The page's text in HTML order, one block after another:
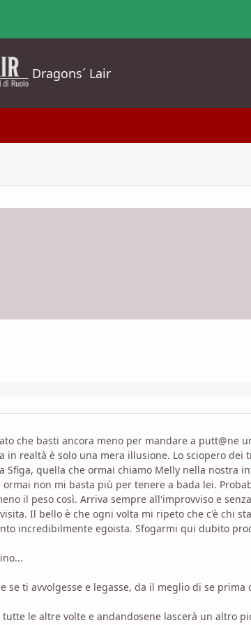
Dragons´ Lair
che basti ancora meno per mandare a putt@ne
realtà è solo una mera illusione. Lo sciopero
quella che ormai chiamo Melly nella nostra
non mi basta più per tenere a bada lei.
il peso così. Arriva sempre all'improvviso e
Il bello è che ogni volta mi ripeto che c'è chi
incredibilmente egoista. Sfogarmi qui dubito
ti avvolgesse e legasse, da il meglio di se
le altre volte e andandosene lascerà un altro